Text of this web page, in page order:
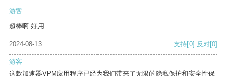
游客
超棒啊 好用
2024-08-13 支持[0] 反对[0]
游客
这款加速器VPM应用程序已经为我们带来了无限的隐私保护和安全性保